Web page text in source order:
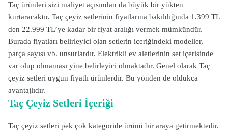
Taç ürünleri sizi maliyet açısından da büyük bir yükten
kurtaracaktır. Taç çeyiz setlerinin fiyatlarına bakıldığında 1.399 TL
den 22.999 TL’ye kadar bir fiyat aralığı vermek mümkündür.
Burada fiyatları belirleyici olan setlerin içeriğindeki modeller,
parça sayısı vb. unsurlardır. Elektrikli ev aletlerinin set içerisinde
var olup olmaması yine belirleyici olmaktadır. Genel olarak Taç
çeyiz setleri uygun fiyatlı ürünlerdir. Bu yönden de oldukça
avantajlıdır.
Taç Çeyiz Setleri İçeriği
Taç çeyiz setleri pek çok kategoride ürünü bir araya getirmektedir.